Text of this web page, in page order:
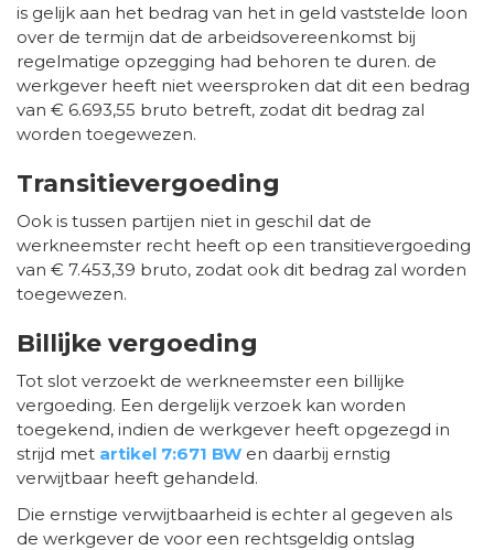
is gelijk aan het bedrag van het in geld vaststelde loon
over de termijn dat de arbeidsovereenkomst bij
regelmatige opzegging had behoren te duren. de
werkgever heeft niet weersproken dat dit een bedrag
van € 6.693,55 bruto betreft, zodat dit bedrag zal
worden toegewezen.
Transitievergoeding
Ook is tussen partijen niet in geschil dat de
werkneemster recht heeft op een transitievergoeding
van € 7.453,39 bruto, zodat ook dit bedrag zal worden
toegewezen.
Billijke vergoeding
Tot slot verzoekt de werkneemster een billijke
vergoeding. Een dergelijk verzoek kan worden
toegekend, indien de werkgever heeft opgezegd in
strijd met artikel 7:671 BW en daarbij ernstig
verwijtbaar heeft gehandeld.
Die ernstige verwijtbaarheid is echter al gegeven als
de werkgever de voor een rechtsgeldig ontslag